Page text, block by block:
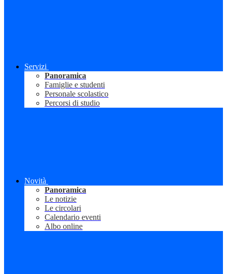
Servizi
Panoramica
Famiglie e studenti
Personale scolastico
Percorsi di studio
Novità
Panoramica
Le notizie
Le circolari
Calendario eventi
Albo online